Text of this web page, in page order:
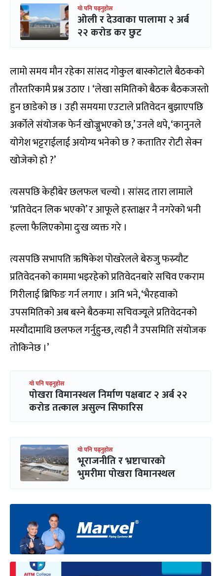
यो पनि पढ्नुहोस
ओली र देउवाका पालामा २ अर्ब
२२ करोड कर छुट
लामो समय मौन रहेका सांसद गोकुल बास्कोटाले बैठकको
तौरतरिकामै प्रश्न उठाए । ‘लेखा समितिको बैठक बैठकजस्तो
हुन छाडेको छ । उही समयमा एउटाले प्रतिवेदन बुझाएपछि
अर्कोले संयोजक फेर्न खोज्नुभएको छ,’ उनले थपे, ‘कानुनले
योगेश भट्टराईलाई अयोग्य भनेको छ ? कतातिर रोटी सेक्न
खोजेको हो ?’
त्यसपछि केहीबेर छलफल चल्यो । सांसद तारा लामाले
‘प्रतिवेदन लिक भएको’ र आफूले हस्ताक्षर नै नगरेको भनी
हल्ला फैलिएकोमा दुःख व्यक्त गरे ।
त्यसपछि सभापति ऋषिकेश पोखरेलले बेरुजु फस्र्यौट
प्रतिवेदनको काममा भइरहेको प्रतिवेदनबारे सचिव एकराम
गिरीलाई ब्रिफिङ गर्न लगाए । अनि भने, ‘भैरहवाको
उपसमितिको अब बस्ने बैठकमा सचिवज्यूले प्रतिवेदनको
मस्यौदामाथि छलफल गर्नुहुन्छ, त्यही नै उपसमिति संयोजक
तोकिनेछ ।’
यो पनि पढ्नुहोस
पोखरा विमानस्थल निर्माण पक्षबाट २ अर्ब २२
करोड तत्काल असुल्न सिफारिस
यो पनि पढ्नुहोस
भूराजनीति र भ्रष्टाचारको
भुमरीमा पोखरा विमानस्थल